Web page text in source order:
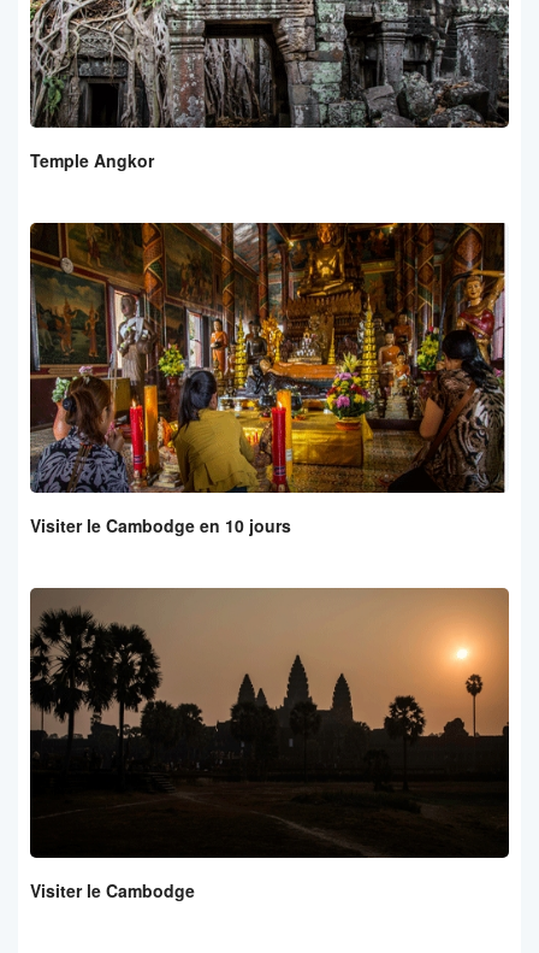
Temple Angkor
Visiter le Cambodge en 10 jours
Visiter le Cambodge